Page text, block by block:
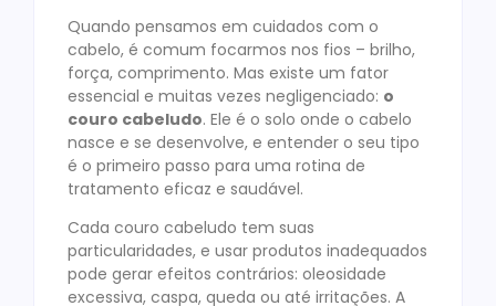
Quando pensamos em cuidados com o
cabelo, é comum focarmos nos fios – brilho,
força, comprimento. Mas existe um fator
essencial e muitas vezes negligenciado: o
couro cabeludo. Ele é o solo onde o cabelo
nasce e se desenvolve, e entender o seu tipo
é o primeiro passo para uma rotina de
tratamento eficaz e saudável.
Cada couro cabeludo tem suas
particularidades, e usar produtos inadequados
pode gerar efeitos contrários: oleosidade
excessiva, caspa, queda ou até irritações. A